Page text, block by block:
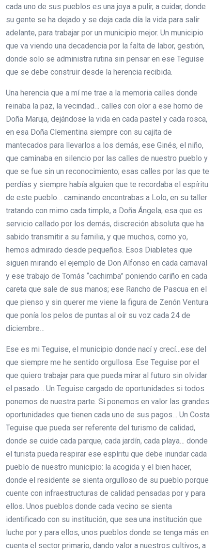
cada uno de sus pueblos es una joya a pulir, a cuidar, donde
su gente se ha dejado y se deja cada día la vida para salir
adelante, para trabajar por un municipio mejor. Un municipio
que va viendo una decadencia por la falta de labor, gestión,
donde solo se administra rutina sin pensar en ese Teguise
que se debe construir desde la herencia recibida.
Una herencia que a mí me trae a la memoria calles donde
reinaba la paz, la vecindad… calles con olor a ese horno de
Doña Maruja, dejándose la vida en cada pastel y cada rosca,
en esa Doña Clementina siempre con su cajita de
mantecados para llevarlos a los demás, ese Ginés, el niño,
que caminaba en silencio por las calles de nuestro pueblo y
que se fue sin un reconocimiento; esas calles por las que te
perdías y siempre había alguien que te recordaba el espíritu
de este pueblo… caminando encontrabas a Lolo, en su taller
tratando con mimo cada timple, a Doña Ángela, esa que es
servicio callado por los demás, discreción absoluta que ha
sabido transmitir a su familia, y que muchos, como yo,
hemos admirado desde pequeños. Esos Diabletes que
siguen mirando el ejemplo de Don Alfonso en cada carnaval
y ese trabajo de Tomás “cachimba” poniendo cariño en cada
careta que sale de sus manos; ese Rancho de Pascua en el
que pienso y sin querer me viene la figura de Zenón Ventura
que ponía los pelos de puntas al oír su voz cada 24 de
diciembre…
Ese es mi Teguise, el municipio donde nací y crecí…ese del
que siempre me he sentido orgullosa. Ese Teguise por el
que quiero trabajar para que pueda mirar al futuro sin olvidar
el pasado… Un Teguise cargado de oportunidades si todos
ponemos de nuestra parte. Si ponemos en valor las grandes
oportunidades que tienen cada uno de sus pagos… Un Costa
Teguise que pueda ser referente del turismo de calidad,
donde se cuide cada parque, cada jardín, cada playa… donde
el turista pueda respirar ese espíritu que debe inundar cada
pueblo de nuestro municipio: la acogida y el bien hacer,
donde el residente se sienta orgulloso de su pueblo porque
cuente con infraestructuras de calidad pensadas por y para
ellos. Unos pueblos donde cada vecino se sienta
identificado con su institución, que sea una institución que
luche por y para ellos, unos pueblos donde se tenga más en
cuenta el sector primario, dando valor a nuestros cultivos, a